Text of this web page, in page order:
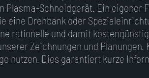
Plasma-Schneidgerät. Ein
Drehbank oder
rationelle und damit
Zeichnungen und
nutzen. Dies garantiert kurze